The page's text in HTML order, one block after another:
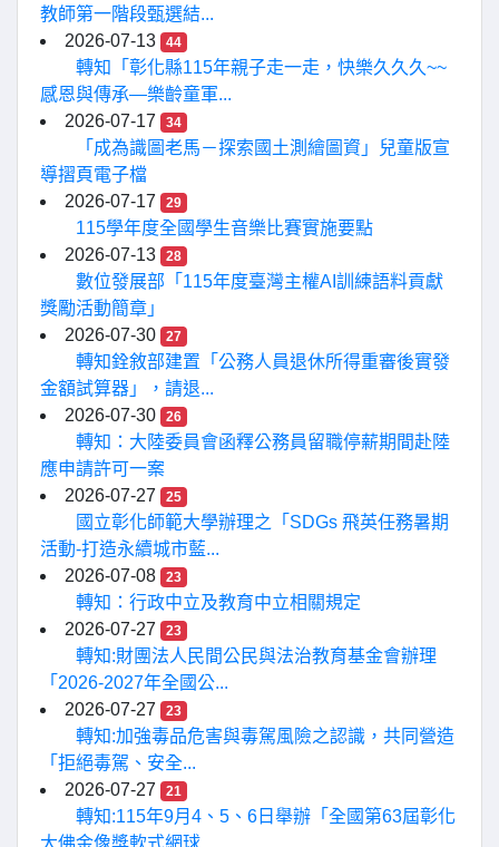
教師第一階段甄選結...
2026-07-13
44
轉知「彰化縣115年親子走一走，快樂久久久~~
感恩與傳承—樂齡童軍...
2026-07-17
34
「成為識圖老馬－探索國土測繪圖資」兒童版宣
導摺頁電子檔
2026-07-17
29
115學年度全國學生音樂比賽實施要點
2026-07-13
28
數位發展部「115年度臺灣主權AI訓練語料貢獻
獎勵活動簡章」
2026-07-30
27
轉知銓敘部建置「公務人員退休所得重審後實發
金額試算器」，請退...
2026-07-30
26
轉知：大陸委員會函釋公務員留職停薪期間赴陸
應申請許可一案
2026-07-27
25
國立彰化師範大學辦理之「SDGs 飛英任務暑期
活動-打造永續城市藍...
2026-07-08
23
轉知：行政中立及教育中立相關規定
2026-07-27
23
轉知:財團法人民間公民與法治教育基金會辦理
「2026-2027年全國公...
2026-07-27
23
轉知:加強毒品危害與毒駕風險之認識，共同營造
「拒絕毒駕、安全...
2026-07-27
21
轉知:115年9月4、5、6日舉辦「全國第63屆彰化
大佛金像獎軟式網球...